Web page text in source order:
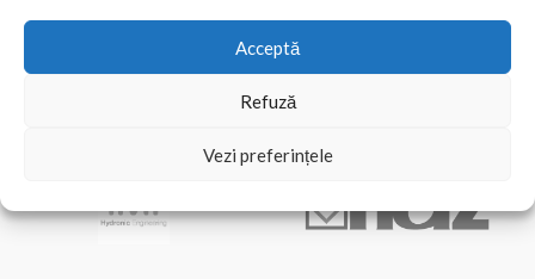
Acceptă
Refuză
Vezi preferințele